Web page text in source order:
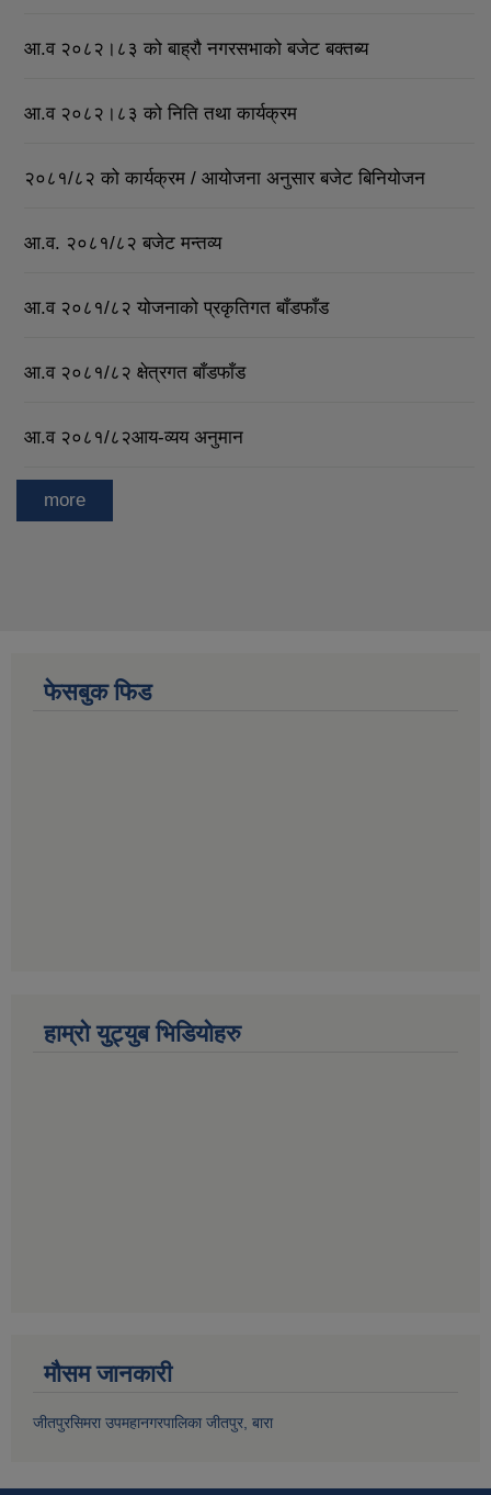
आ.व २०८२।८३ को बाह्रौ नगरसभाको बजेट बक्तब्य
आ.व २०८२।८३ को निति तथा कार्यक्रम
२०८१/८२ को कार्यक्रम / आयोजना अनुसार बजेट बिनियोजन
आ.व. २०८१/८२ बजेट मन्तव्य
आ.व २०८१/८२ योजनाको प्रकृतिगत बाँडफाँड
आ.व २०८१/८२ क्षेत्रगत बाँडफाँड
आ.व २०८१/८२आय-व्यय अनुमान
more
फेसबुक फिड
हाम्रो युट्युब भिडियोहरु
मौसम जानकारी
जीतपुरसिमरा उपमहानगरपालिका जीतपुर, बारा